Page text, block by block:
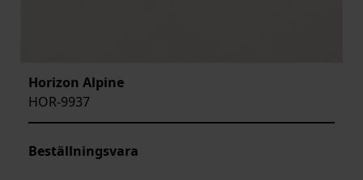
Horizon Alpine
HOR-9937
Beställningsvara